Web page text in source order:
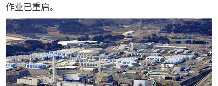
作业已重启。